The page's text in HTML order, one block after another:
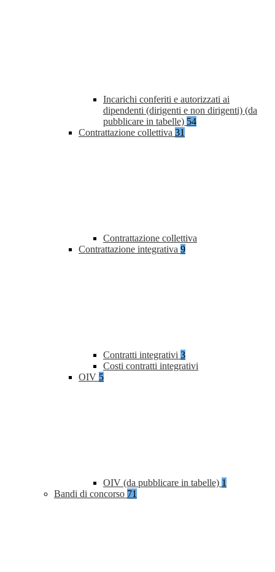
Incarichi conferiti e autorizzati ai
dipendenti (dirigenti e non dirigenti) (da
pubblicare in tabelle) 54
Contrattazione collettiva 31
Contrattazione collettiva
Contrattazione integrativa 9
Contratti integrativi 3
Costi contratti integrativi
OIV 5
OIV (da pubblicare in tabelle) 1
Bandi di concorso 71